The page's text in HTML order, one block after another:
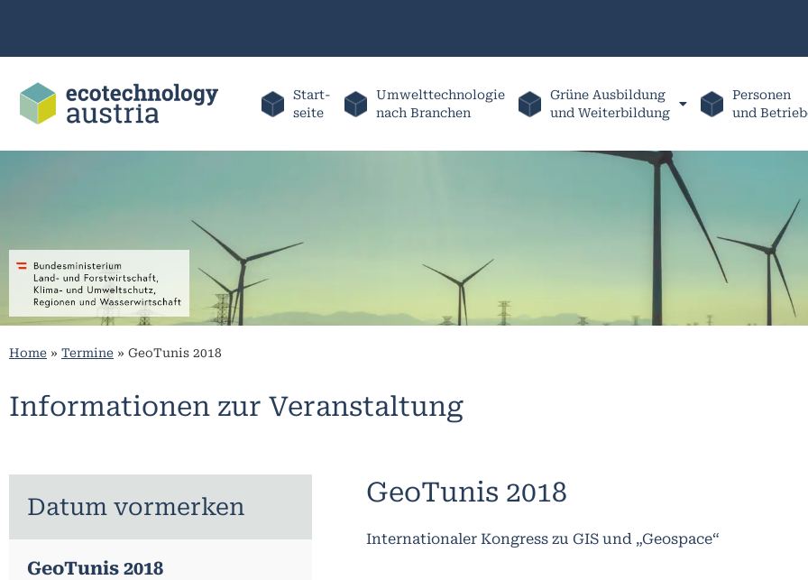
Start-
seite
Umwelttechnologie
nach Branchen
Grüne Ausbildung
und Weiterbildung
Personen
und
Home » Termine » GeoTunis 2018
Informationen zur Veranstaltung
Datum vormerken
GeoTunis 2018
GeoTunis 2018
Internationaler Kongress zu GIS und „Geospace“